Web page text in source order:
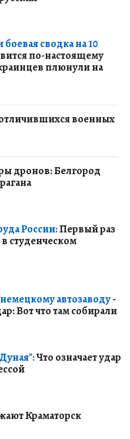
сводка на 10
по-настоящему
плюнули на
военных
дронов: Белгород
России:Первый раз
студенческом
автозаводу-
Вот что там собирали
Что означает удар
Краматорск